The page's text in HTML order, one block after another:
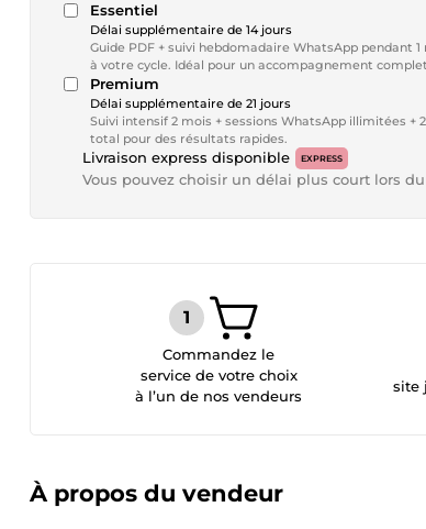
Essentiel
Délai supplémentaire de 14 jours
Guide PDF + suivi hebdomadaire WhatsApp pendant
à votre cycle. Idéal pour un accompagnement
Premium
Délai supplémentaire de 21 jours
Suivi intensif 2 mois + sessions WhatsApp illimitées +
total pour des résultats rapides.
Livraison express disponible EXPRESS
Vous pouvez choisir un délai plus court lors
Commandez le
service de votre choix
à l’un de nos vendeurs
site
À propos du vendeur